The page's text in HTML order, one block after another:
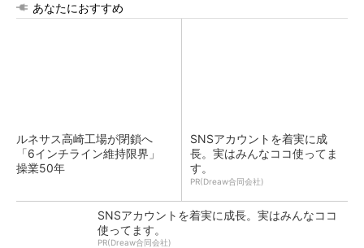
あなたにおすすめ
ルネサス高崎工場が閉鎖へ
「6インチライン維持限界」
操業50年
SNSアカウントを着実に成
長。実はみんなココ使ってま
す。
PR(Dreaw合同会社)
SNSアカウントを着実に成長。実はみんなココ
使ってます。
PR(Dreaw合同会社)